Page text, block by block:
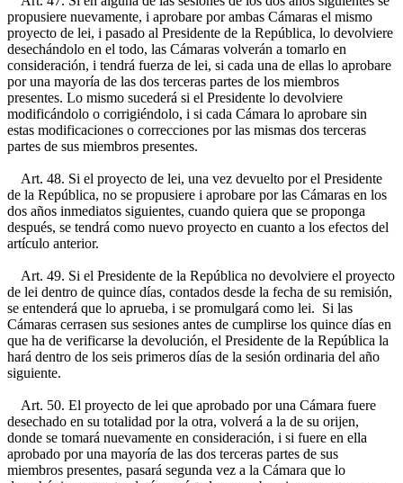
propusiere nuevamente, i aprobare por ambas Cámaras el mismo
proyecto de lei, i pasado al Presidente de la República, lo devolviere
desechándolo en el todo, las Cámaras volverán a tomarlo en
consideración, i tendrá fuerza de lei, si cada una de ellas lo aprobare
por una mayoría de las dos terceras partes de los miembros
presentes. Lo mismo sucederá si el Presidente lo devolviere
modificándolo o corrigiéndolo, i si cada Cámara lo aprobare sin
estas modificaciones o correcciones por las mismas dos terceras
partes de sus miembros presentes.
Art. 48. Si el proyecto de lei, una vez devuelto por el Presidente
de la República, no se propusiere i aprobare por las Cámaras en los
dos años inmediatos siguientes, cuando quiera que se proponga
después, se tendrá como nuevo proyecto en cuanto a los efectos del
artículo anterior.
Art. 49. Si el Presidente de la República no devolviere el proyecto
de lei dentro de quince días, contados desde la fecha de su remisión,
se entenderá que lo aprueba, i se promulgará como lei. Si las
Cámaras cerrasen sus sesiones antes de cumplirse los quince días en
que ha de verificarse la devolución, el Presidente de la República la
hará dentro de los seis primeros días de la sesión ordinaria del año
siguiente.
Art. 50. El proyecto de lei que aprobado por una Cámara fuere
desechado en su totalidad por la otra, volverá a la de su orijen,
donde se tomará nuevamente en consideración, i si fuere en ella
aprobado por una mayoría de las dos terceras partes de sus
miembros presentes, pasará segunda vez a la Cámara que lo